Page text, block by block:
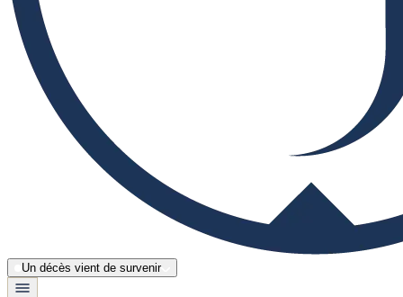
Un décès vient de survenir